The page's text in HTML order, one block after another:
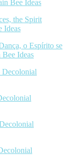
Bee Ideas
the Spirit
Ideas
o Espírito se
Ideas
Decolonial